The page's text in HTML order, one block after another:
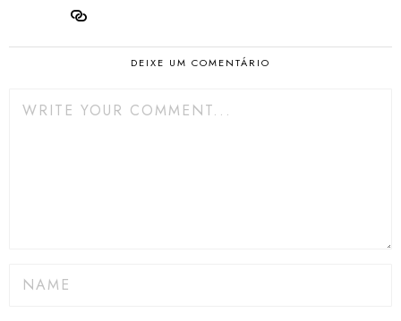
DEIXE UM COMENTÁRIO